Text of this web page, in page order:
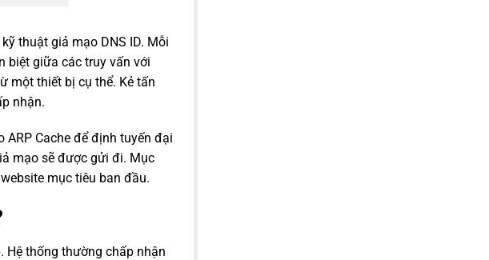
thuật giả mạo DNS ID. Mỗi
biệt giữa các truy vấn với
một thiết bị cụ thể. Kẻ tấn
nhận.
Cache để định tuyến đại
mạo sẽ được gửi đi. Mục
mục tiêu ban đầu.
Hệ thống thường chấp nhận